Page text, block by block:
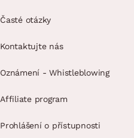
Časté otázky
Kontaktujte nás
Oznámení - Whistleblowing
Affiliate program
Prohlášení o přístupnosti